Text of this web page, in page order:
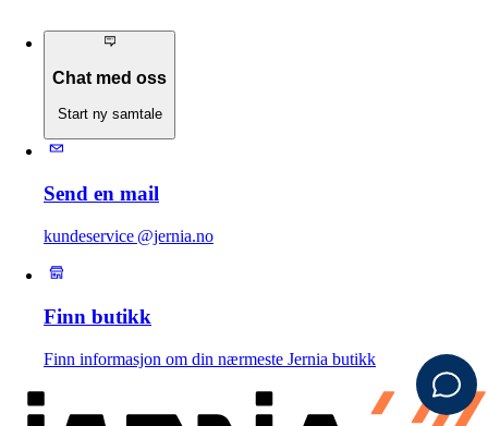
Chat med oss
Start ny samtale
Send en mail
kundeservice @jernia.no
Finn butikk
Finn informasjon om din nærmeste Jernia butikk